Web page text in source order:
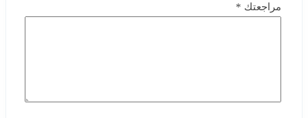
مراجعتك *